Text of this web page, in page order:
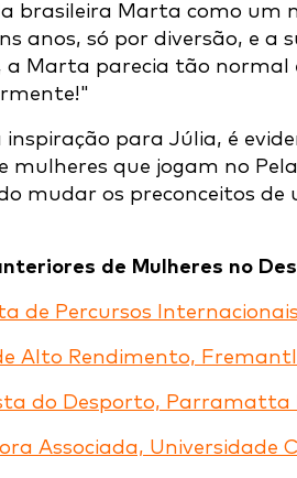
brasileira Marta como um
anos, só por diversão, e
a Marta parecia tão
para Júlia, é
mulheres que jogam no
mudar os preconceitos
de Mulheres no
de Percursos
Alto Rendimento,
do Desporto, Parramatta
Associada, Universidade